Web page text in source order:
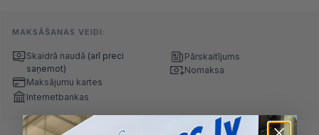
MAKSĀŠANAS VEIDI:
Skaidrā naudā (arī preci
saņemot)
Maksājumu kartes
Internetbankas
Pārskaitījums
Nomaksa